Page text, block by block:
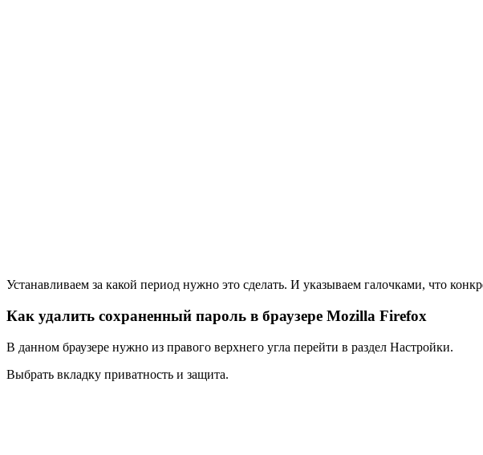
Устанавливаем за какой период нужно это сделать. И указываем галочками, что
Как удалить сохраненный пароль в браузере Mozilla Firefox
В данном браузере нужно из правого верхнего угла перейти в раздел Настройки.
Выбрать вкладку приватность и защита.